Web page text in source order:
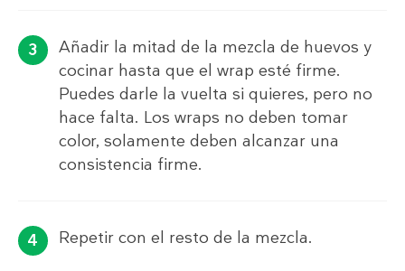
Añadir la mitad de la mezcla de huevos y
cocinar hasta que el wrap esté firme.
Puedes darle la vuelta si quieres, pero no
hace falta. Los wraps no deben tomar
color, solamente deben alcanzar una
consistencia firme.
Repetir con el resto de la mezcla.